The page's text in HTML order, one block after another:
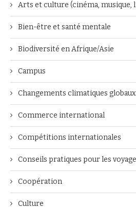
Arts et culture (cinéma,
Bien-être et santé mentale
Biodiversité en Afrique/Asie
Campus
Changements climatiques globaux
Commerce international
Compétitions internationales
Conseils pratiques pour les
Coopération
Culture